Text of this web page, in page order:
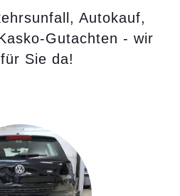
Autokauf,
Gutachten - wir
Sie da!